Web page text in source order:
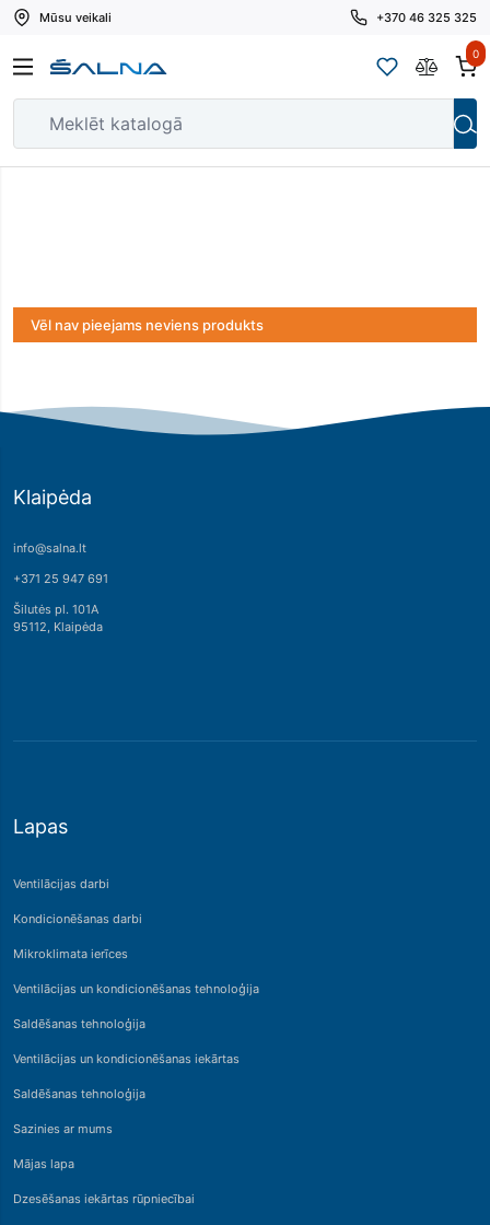
Mūsu veikali +370 46 325 325
0
Vēl nav pieejams neviens produkts
Lapas
Ventilācijas darbi
Kondicionēšanas darbi
Mikroklimata ierīces
Ventilācijas un kondicionēšanas tehnoloģija
Saldēšanas tehnoloģija
Ventilācijas un kondicionēšanas iekārtas
Saldēšanas tehnoloģija
Sazinies ar mums
Mājas lapa
Dzesēšanas iekārtas rūpniecībai
Klaipėda
info@salna.lt
+371 25 947 691
Šilutės pl. 101A
95112, Klaipėda